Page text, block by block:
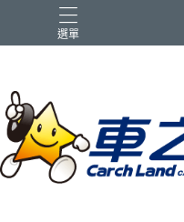
選單